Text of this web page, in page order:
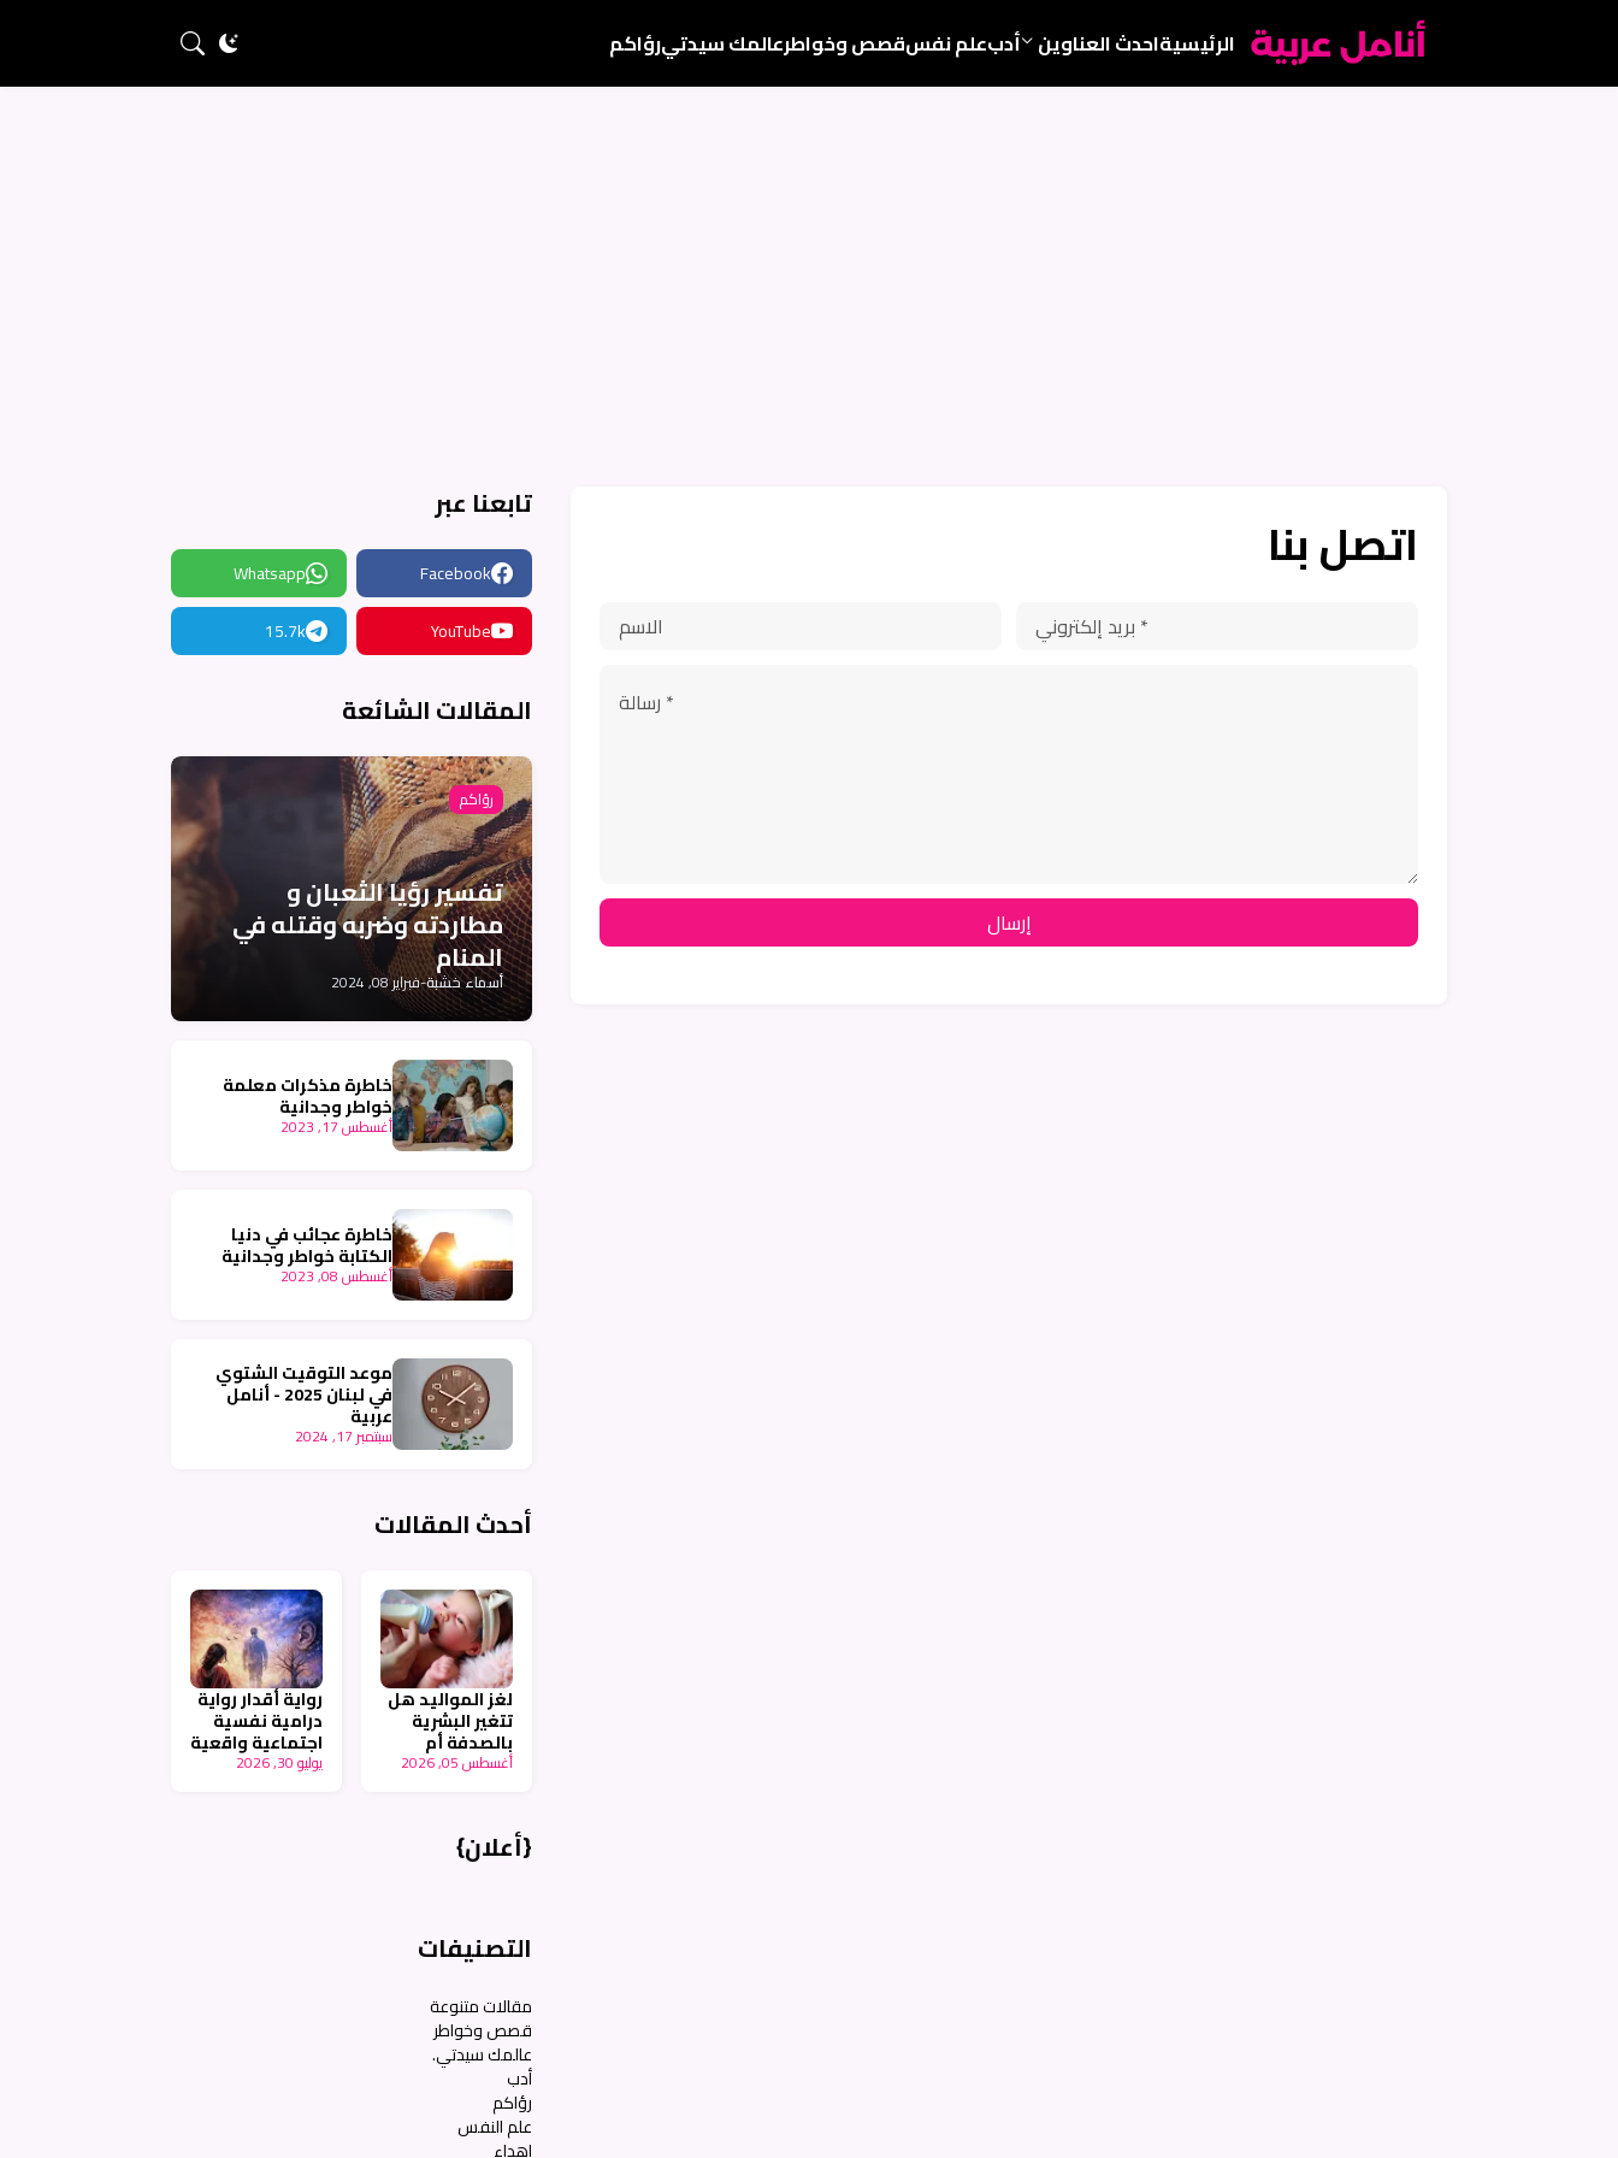
الرئيسيةاحدث العناوين أدبعلم نفسقصص وخواطرعالمك سيدتيرؤاكم
اتصل بنا
تابعنا عبر
Facebook
Whatsapp
YouTube
15.7k
المقالات الشائعة
رؤاكم
تفسير رؤيا الثعبان و
مطاردته وضربه وقتله في
المنام
أسماء خشبة-فبراير 08, 2024
خاطرة مذكرات معلمة
خواطر وجدانية
أغسطس 17, 2023
خاطرة عجائب في دنيا
الكتابة خواطر وجدانية
أغسطس 08, 2023
موعد التوقيت الشتوي
في لبنان 2025 - أنامل
عربية
سبتمبر 17, 2024
أحدث المقالات
لغز المواليد هل
تتغير البشرية
بالصدفة أم
بالتخطيط -
أغسطس 05, 2026
رواية أقدار رواية
درامية نفسية
اجتماعية واقعية
جزء ٩ - أنامل يوليو 30, 2026
{أعلان}
التصنيفات
مقالات متنوعة
قصص وخواطر
عالمك سيدتي.
أدب
رؤاكم
علم النفس
اهداء